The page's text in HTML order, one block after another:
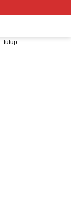
tutup